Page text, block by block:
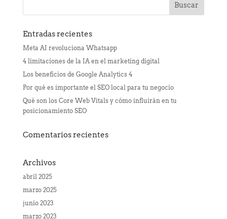
Entradas recientes
Meta AI revoluciona Whatsapp
4 limitaciones de la IA en el marketing digital
Los beneficios de Google Analytics 4
Por qué es importante el SEO local para tu negocio
Qué son los Core Web Vitals y cómo influirán en tu
posicionamiento SEO
Comentarios recientes
Archivos
abril 2025
marzo 2025
junio 2023
marzo 2023